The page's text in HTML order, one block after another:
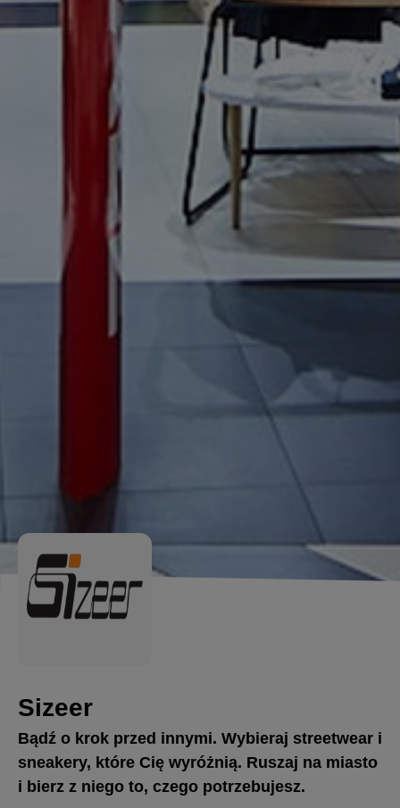
Sizeer
Bądź o krok przed innymi. Wybieraj streetwear i
sneakery, które Cię wyróżnią. Ruszaj na miasto
i bierz z niego to, czego potrzebujesz.